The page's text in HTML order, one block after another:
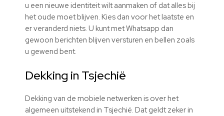
u een nieuwe identiteit wilt aanmaken of dat alles bij
het oude moet blijven. Kies dan voor het laatste en
er veranderd niets. U kunt met Whatsapp dan
gewoon berichten blijven versturen en bellen zoals
u gewend bent.
Dekking in Tsjechië
Dekking van de mobiele netwerken is over het
algemeen uitstekend in Tsjechië. Dat geldt zeker in